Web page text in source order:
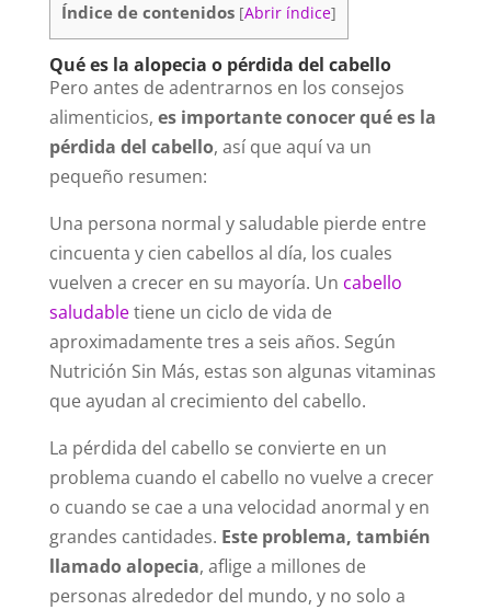
Índice de contenidos [Abrir índice]
Qué es la alopecia o pérdida del cabello
Pero antes de adentrarnos en los consejos
alimenticios, es importante conocer qué es la
pérdida del cabello, así que aquí va un
pequeño resumen:
Una persona normal y saludable pierde entre
cincuenta y cien cabellos al día, los cuales
vuelven a crecer en su mayoría. Un cabello
saludabletiene un ciclo de vida de
aproximadamente tres a seis años. Según
Nutrición Sin Más, estas son algunas vitaminas
que ayudan al crecimiento del cabello.
La pérdida del cabello se convierte en un
problema cuando el cabello no vuelve a crecer
o cuando se cae a una velocidad anormal y en
grandes cantidades. Este problema, también
llamado alopecia, aflige a millones de
personas alrededor del mundo, y no solo a